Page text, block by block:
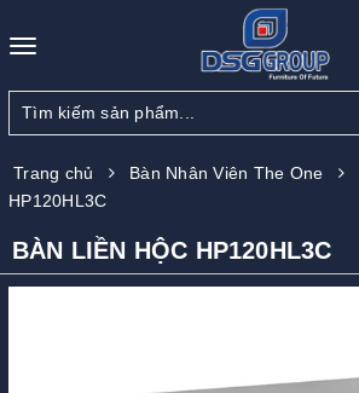
Toggle
Trang chủ Bàn Nhân Viên The One
HP120HL3C
BÀN LIỀN HỘC HP120HL3C